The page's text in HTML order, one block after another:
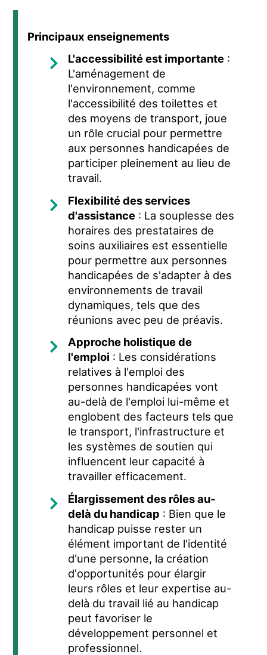
Principaux enseignements
L'accessibilité est importante :
L'aménagement de
l'environnement, comme
l'accessibilité des toilettes et
des moyens de transport, joue
un rôle crucial pour permettre
aux personnes handicapées de
participer pleinement au lieu de
travail.
Flexibilité des services
d'assistance : La souplesse des
horaires des prestataires de
soins auxiliaires est essentielle
pour permettre aux personnes
handicapées de s'adapter à des
environnements de travail
dynamiques, tels que des
réunions avec peu de préavis.
Approche holistique de
l'emploi : Les considérations
relatives à l'emploi des
personnes handicapées vont
au-delà de l'emploi lui-même et
englobent des facteurs tels que
le transport, l'infrastructure et
les systèmes de soutien qui
influencent leur capacité à
travailler efficacement.
Élargissement des rôles au-
delà du handicap : Bien que le
handicap puisse rester un
élément important de l'identité
d'une personne, la création
d'opportunités pour élargir
leurs rôles et leur expertise au-
delà du travail lié au handicap
peut favoriser le
développement personnel et
professionnel.